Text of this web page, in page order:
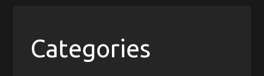
Categories